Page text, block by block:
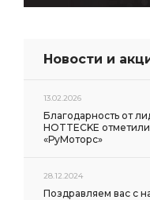
Новости и
13.02.2026
Благодарность от
HOTTECKE
«РуМоторс»
28.12.2024
Поздравляем вас с